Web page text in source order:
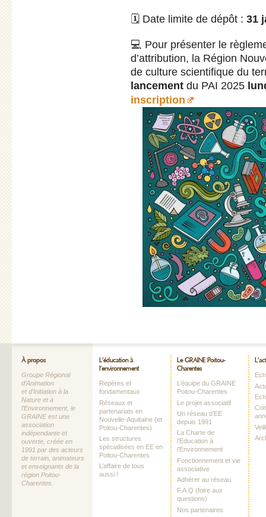
🗓️ Date limite de dépôt : 31
💻 Pour présenter le
d’attribution, la Région
de culture scientifique du
lancement du PAI 2025
inscription
À propos
Groupe Régional
d’Animation
et d’Initiation à la
Nature et à
l’Environnement, le
GRAINE est une
association
indépendante et
ouverte, créée en
1991 par des acteurs
de terrain, animateurs
et enseignants de la
région Poitou-
Charentes.
L’éducation à
l’environnement
Repères et
fondamentaux
Réseaux et
partenariats en
Nouvelle-Aquitaine (et
Poitou-Charentes)
Les structures
spécialisées en EE en
Poitou-Charentes
L’affaire de tous
aussi !
Le GRAINE Poitou-
Charentes
L’équipe du GRAINE
Poitou-Charentes
Le projet associatif
Un réseau d’EE
depuis 1991
La Charte de
l’Education à
l’Environnement
Fonctionnement et vie
associative
Adhérer au réseau
F.A.Q (foire aux
questions)
Nos partenaires